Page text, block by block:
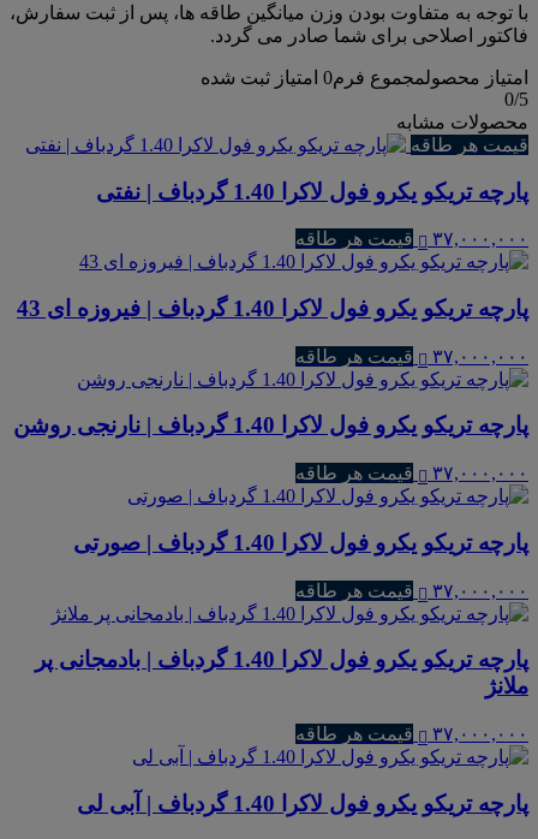
با توجه به متفاوت بودن وزن میانگین طاقه ها، پس از ثبت سفارش،
فاکتور اصلاحی برای شما صادر می گردد.
امتیاز محصولمجموع فرم0 امتیاز ثبت شده
0/5
محصولات مشابه
قیمت هر طاقه
پارچه تریکو یکرو فول لاکرا 1.40 گردباف | نفتی
۳۷,۰۰۰,۰۰۰ قیمت هر طاقه
پارچه تریکو یکرو فول لاکرا 1.40 گردباف | فیروزه ای 43
۳۷,۰۰۰,۰۰۰ قیمت هر طاقه
پارچه تریکو یکرو فول لاکرا 1.40 گردباف | نارنجی روشن
۳۷,۰۰۰,۰۰۰ قیمت هر طاقه
پارچه تریکو یکرو فول لاکرا 1.40 گردباف | صورتی
۳۷,۰۰۰,۰۰۰ قیمت هر طاقه
پارچه تریکو یکرو فول لاکرا 1.40 گردباف | بادمجانی پر
ملانژ
۳۷,۰۰۰,۰۰۰ قیمت هر طاقه
پارچه تریکو یکرو فول لاکرا 1.40 گردباف | آبی لی